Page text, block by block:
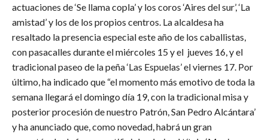
actuaciones de ‘Se llama copla’ y los coros ‘Aires del sur’, ‘La
amistad’ y los de los propios centros. La alcaldesa ha
resaltado la presencia especial este año de los caballistas,
con pasacalles durante el miércoles 15 y el jueves 16, y el
tradicional paseo de la peña ‘Las Espuelas’ el viernes 17. Por
último, ha indicado que “el momento más emotivo de toda la
semana llegará el domingo día 19, con la tradicional misa y
posterior procesión de nuestro Patrón, San Pedro Alcántara’
y ha anunciado que, como novedad, habrá un gran